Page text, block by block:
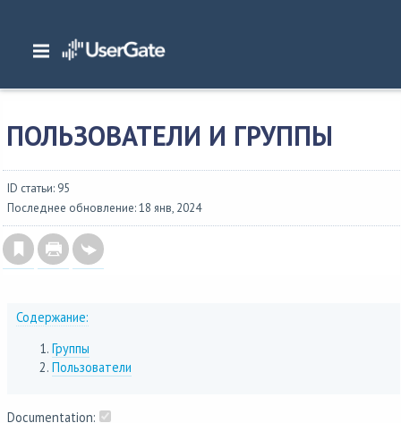
Главная/ Документация/NGFW
Пользователи и устройства
ПОЛЬЗОВАТЕЛИ И ГРУППЫ
ID статьи: 95
Последнее обновление: 18 янв, 2024
Содержание:
Группы
Пользователи
Documentation: